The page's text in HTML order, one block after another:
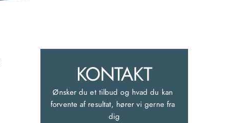
KONTAKT
Ønsker du et tilbud og hvad du kan
forvente af resultat, hører vi gerne fra
dig